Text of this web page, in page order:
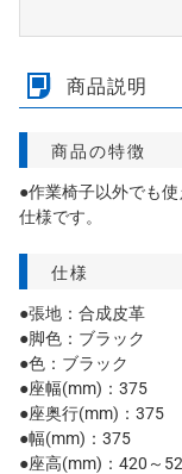
商品説明
商品の特徴
●作業椅子以外でも
仕様です。
仕様
●張地：合成皮革
●脚色：ブラック
●色：ブラック
●座幅(mm)：375
●座奥行(mm)：375
●幅(mm)：375
●座高(mm)：420～